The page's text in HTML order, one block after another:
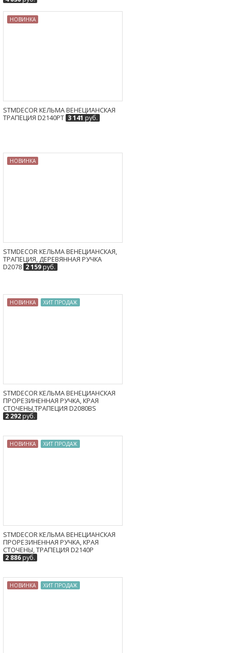
НОВИНКА
STMDECOR КЕЛЬМА ВЕНЕЦИАНСКАЯ
ТРАПЕЦИЯ D2140PT 3 141 руб.
НОВИНКА
STMDECOR КЕЛЬМА ВЕНЕЦИАНСКАЯ,
ТРАПЕЦИЯ, ДЕРЕВЯННАЯ РУЧКА
D2078 2 159руб.
НОВИНКА ХИТ ПРОДАЖ
STMDECOR КЕЛЬМА ВЕНЕЦИАНСКАЯ
ПРОРЕЗИНЕННАЯ РУЧКА, КРАЯ
СТОЧЕНЫ,ТРАПЕЦИЯ D2080BS
2 292руб.
НОВИНКА ХИТ ПРОДАЖ
STMDECOR КЕЛЬМА ВЕНЕЦИАНСКАЯ
ПРОРЕЗИНЕННАЯ РУЧКА, КРАЯ
СТОЧЕНЫ, ТРАПЕЦИЯ D2140P
2 886руб.
НОВИНКА ХИТ ПРОДАЖ